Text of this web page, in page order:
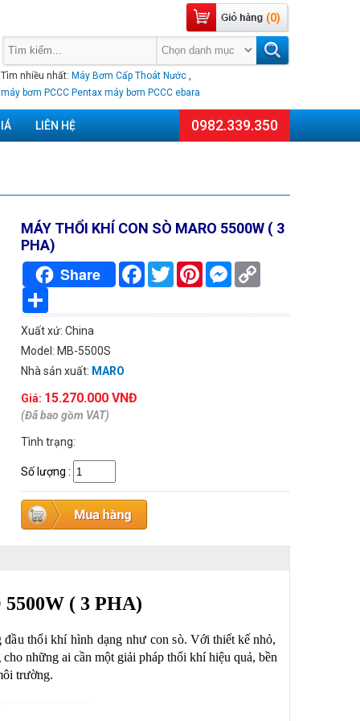
(0)
Tìm nhiều nhất: Máy Bơm Cấp Thoát Nước ,
máy bơm PCCC Pentax máy bơm PCCC ebara
LIÊN HỆ 0982.339.350
MÁY THỔI KHÍ CON SÒ MARO 5500W ( 3
PHA)
Share FacebookTwitterPinterestMessenger
Xuất xứ: China
Model: MB-5500S
Nhà sản xuất: MARO
Giá: 15.270.000 VNĐ
(Đã bao gồm VAT)
Tình trạng:
Số lượng :
( 3 PHA)
đầu thổi khí hình dạng như con sò.Với thiết kế nhỏ,
những ai cần một giải pháp thổi khí hiệu quả, bền
trường.